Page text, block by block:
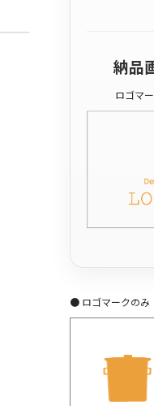
納品
ロゴマ
● ロゴマークのみ